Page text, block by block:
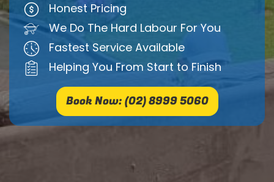
Honest Pricing
We Do The Hard Labour For You
Fastest Service Available
Helping You From Start to Finish
Book Now: (02) 8999 5060